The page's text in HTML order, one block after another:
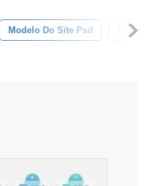
Modelo Do Site Psd Psd